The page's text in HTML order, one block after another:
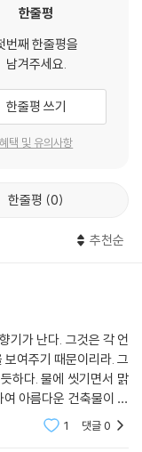
한줄평
번째 한줄평을
남겨주세요.
한줄평 쓰기
혜택 및 유의사항
한줄평 0
추천순
기가 난다. 그것은 각 언
여주기 때문이리라. 그
하다. 물에 씻기면서 맑
아름다운 건축물이 된
당이 언어를 그리 소중
1 댓글0